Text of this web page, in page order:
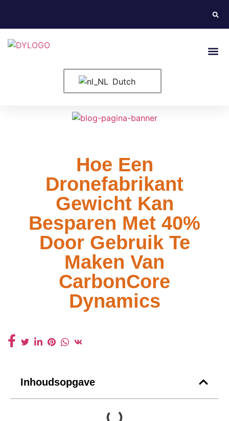
Dutch
Hoe Een
Dronefabrikant
Gewicht Kan
Besparen Met 40%
Door Gebruik Te
Maken Van
CarbonCore
Dynamics
Inhoudsopgave